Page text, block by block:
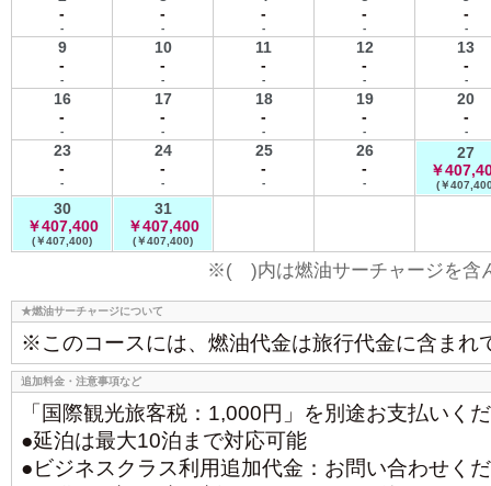
-
-
-
-
-
-
-
-
-
-
9
-
-
10
-
-
11
-
-
12
-
-
13
-
-
16
-
-
17
-
-
18
-
-
19
-
-
20
-
-
23
-
-
24
-
-
25
-
-
26
-
-
27
￥
(￥
30
￥407,400
(￥407,400)
31
￥407,400
(￥407,400)
※( )内は燃油サーチャージを含
★燃油サーチャージについて
※このコースには、燃油代金は旅行代金に含まれ
追加料金・注意事項など
「国際観光旅客税：1,000円」を別途お支払いく
●延泊は最大10泊まで対応可能
●ビジネスクラス利用追加代金：お問い合わせく